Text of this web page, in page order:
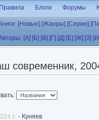
Правила Блоги Форумы
Книги: [Новые] [Жанры] [Серии]
[А] [Б] [В] [Г] [Д] [Е] [Ж] [З]
современник,
с. - Куняев